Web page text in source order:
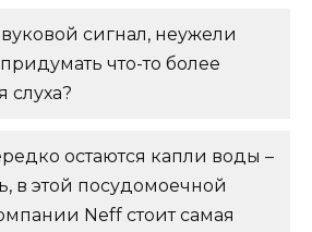
сигнал, неужели
что-то более
слуха?
остаются капли воды –
в этой посудомоечной
Neff стоит самая